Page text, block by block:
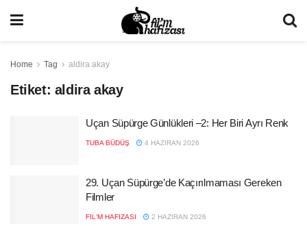
Home Tag aldira akay
Etiket: aldira akay
Uçan Süpürge Günlükleri –2: Her Biri Ayrı Renk
TUBA BÜDÜŞ 4 HAZIRAN 2026
29. Uçan Süpürge’de Kaçırılmaması Gereken
Filmler
FIL'M HAFIZASI 2 HAZIRAN 2026